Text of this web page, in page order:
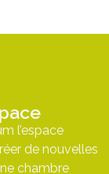
l’espace
de nouvelles
chambre